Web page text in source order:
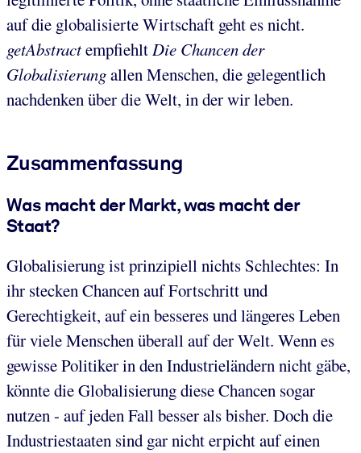
auf die globalisierte Wirtschaft geht es nicht.
getAbstractempfiehlt Die Chancen der
Globalisierungallen Menschen, die gelegentlich
nachdenken über die Welt, in der wir leben.
Zusammenfassung
Was macht der Markt, was macht der
Staat?
Globalisierung ist prinzipiell nichts Schlechtes: In
ihr stecken Chancen auf Fortschritt und
Gerechtigkeit, auf ein besseres und längeres Leben
für viele Menschen überall auf der Welt. Wenn es
gewisse Politiker in den Industrieländern nicht gäbe,
könnte die Globalisierung diese Chancen sogar
nutzen - auf jeden Fall besser als bisher. Doch die
Industriestaaten sind gar nicht erpicht auf einen